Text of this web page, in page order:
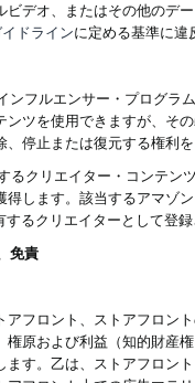
デオ、またはその他のデ
ドラインに定める基準に違
フルエンサー・プログラ
ツを使用できますが、そ
停止または復元する権利
クリエイター・コンテン
得します。該当するアマゾ
るクリエイターとして登
免責
フロント、ストアフロン
原および利益（知的財産
す。乙は、ストアフロン